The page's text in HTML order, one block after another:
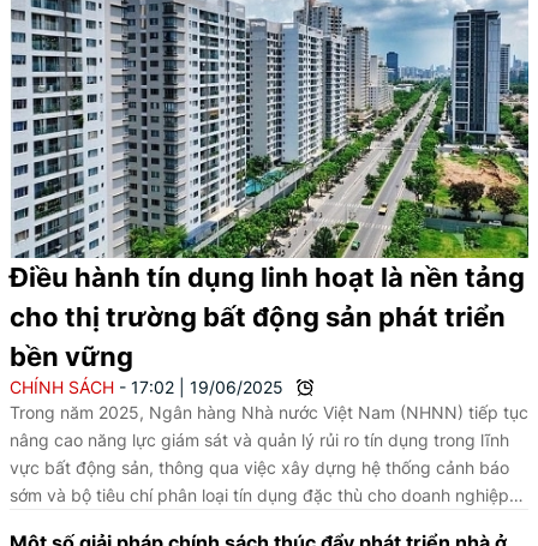
Điều hành tín dụng linh hoạt là nền tảng
cho thị trường bất động sản phát triển
bền vững
CHÍNH SÁCH 17:02
19/06/2025
Trong năm 2025, Ngân hàng Nhà nước Việt Nam (NHNN) tiếp tục
nâng cao năng lực giám sát và quản lý rủi ro tín dụng trong lĩnh
vực bất động sản, thông qua việc xây dựng hệ thống cảnh báo
sớm và bộ tiêu chí phân loại tín dụng đặc thù cho doanh nghiệp